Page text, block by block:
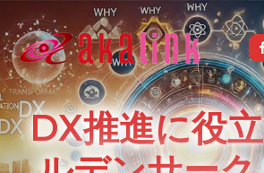
k
i
p
t
o
p
k
i
p
t
o
m
k
i
p
t
o
p
k
i
p
t
o
f
はじめてのAI、DXならアカリンク
IT
の
発
展
と
共
に
DX/AI
進
DX推進に役